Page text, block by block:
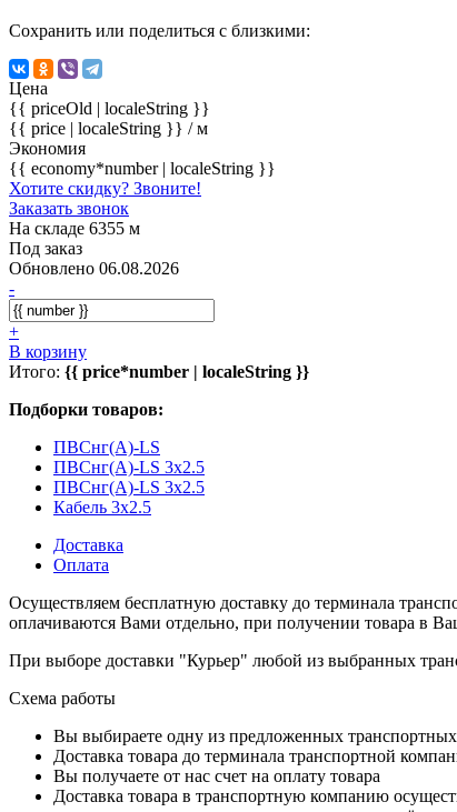
Сохранить или поделиться с близкими:
Цена
{{ priceOld | localeString }}
{{ price | localeString }} / м
Экономия
{{ economy*number | localeString }}
Хотите скидку? Звоните!
Заказать звонок
На складе 6355 м
Под заказ
Обновлено 06.08.2026
-
+
В корзину
Итого: {{ price*number | localeString }}
Подборки товаров:
ПВСнг(А)-LS
ПВСнг(А)-LS 3x2.5
ПВСнг(А)-LS 3x2.5
Кабель 3x2.5
Доставка
Оплата
Осуществляем бесплатную доставку до терминала
оплачиваются Вами отдельно, при получении товара в
При выборе доставки "Курьер" любой из выбранных
Схема работы
Вы выбираете одну из предложенных
Доставка товара до терминала транспортной
Вы получаете от нас счет на оплату товара
Доставка товара в транспортную компанию